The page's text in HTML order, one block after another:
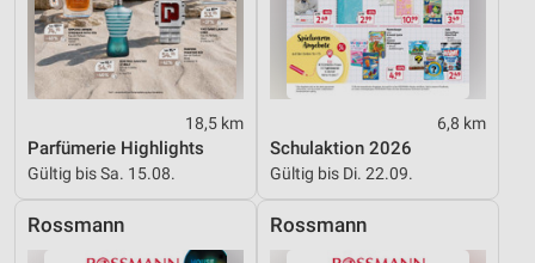
18,5 km
Parfümerie Highlights
Gültig bis Sa. 15.08.
6,8 km
Schulaktion 2026
Gültig bis Di. 22.09.
Rossmann Rossmann